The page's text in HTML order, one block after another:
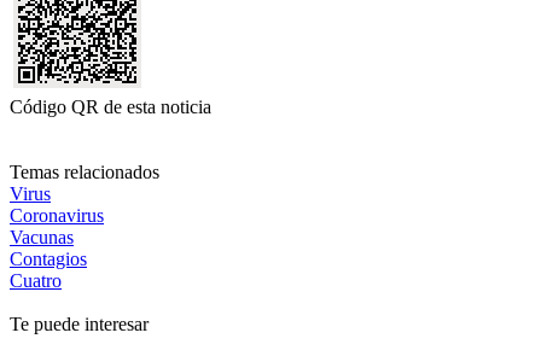
Código QR de esta noticia
Temas relacionados
Virus
Coronavirus
Vacunas
Contagios
Cuatro
Te puede interesar